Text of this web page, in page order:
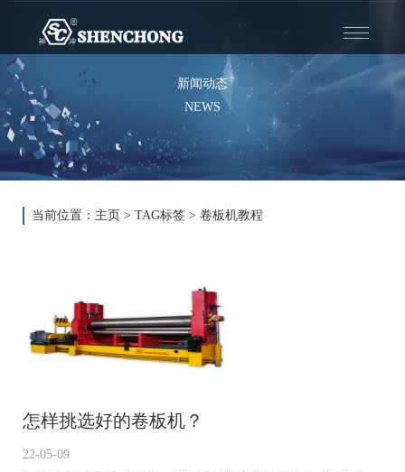
新闻动态
NEWS
Toggle
——
——
——
当前位置： 主页 > TAG标签> 卷板机教程
怎样挑选好的卷板机？
22-05-09